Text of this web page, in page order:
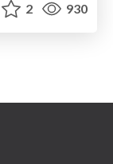
2 930